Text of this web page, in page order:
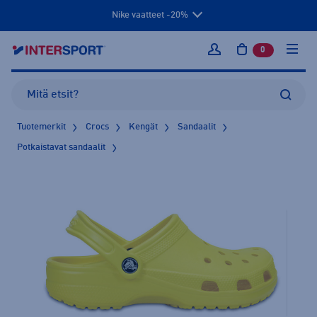
Nike vaatteet -20%
Kirjaudu sisään
0 tuotetta
Tuotemerkit Crocs Kengät Sandaalit
Potkaistavat sandaalit